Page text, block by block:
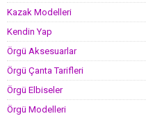
Kazak Modelleri
Kendin Yap
Örgü Aksesuarlar
Örgü Çanta Tarifleri
Örgü Elbiseler
Örgü Modelleri